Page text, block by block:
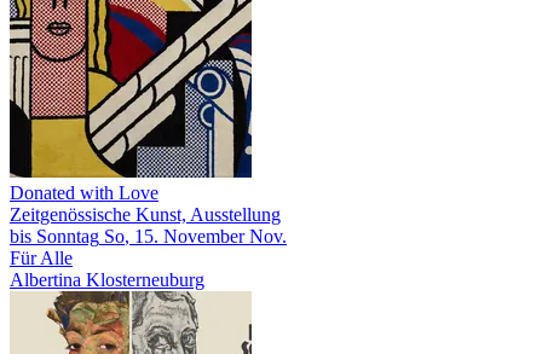
Donated with Love
Zeitgenössische Kunst, Ausstellung
bis Sonntag So, 15. November Nov.
Für Alle
Albertina Klosterneuburg